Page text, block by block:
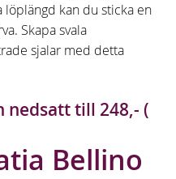
löplängd kan du sticka en
Skapa svala
sjalar med detta
nedsatt till 248,- (
Bellino